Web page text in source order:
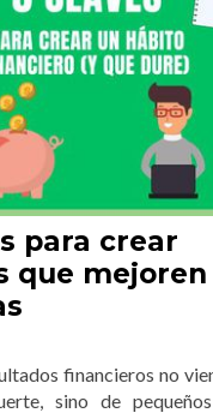
para crear
que
financieros no
sino de